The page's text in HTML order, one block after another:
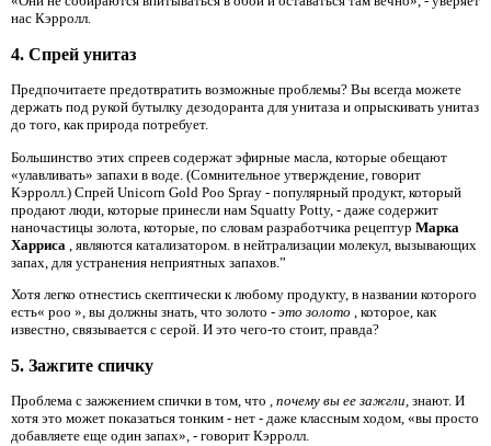
нас Кэрролл.
4. Спрей унитаз
Предпочитаете предотвратить возможные проблемы? Вы всегда можете
держать под рукой бутылку дезодоранта для унитаза и опрыскивать унитаз
до того, как природа потребует.
Большинство этих спреев содержат эфирные масла, которые обещают
«улавливать» запахи в воде. (Сомнительное утверждение, говорит
Кэрролл.) Спрей Unicorn Gold Poo Spray - популярный продукт, который
продают люди, которые принесли нам Squatty Potty, - даже содержит
наночастицы золота, которые, по словам разработчика рецептур Марка
Харриса
, являются катализатором. в нейтрализации молекул, вызывающих
запах, для устранения неприятных запахов.”
Хотя легко отнестись скептически к любому продукту, в названии которого
есть« poo », вы должны знать, что золото - это золото , которое, как
известно, связывается с серой. И это чего-то стоит, правда?
5. Зажгите спичку
Проблема с зажжением спички в том, что , почему вы ее зажгли, знают. И
хотя это может показаться тонким - нет - даже классным ходом, «вы просто
добавляете еще один запах», - говорит Кэрролл.